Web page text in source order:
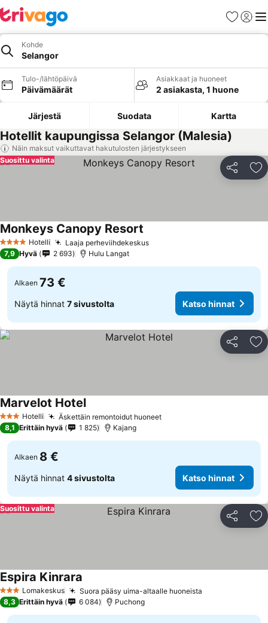
Suosikit
Kohde
Selangor
Tulo-/lähtöpäivä
Päivämäärät
Asiakkaat ja huoneet
2 asiakasta, 1 huone
Järjestä Suodata Kartta
Hotellit kaupungissa Selangor (Malesia)
Näin maksut vaikuttavat hakutulosten järjestykseen
Jaa
Suosittu valinta
4 Tähtiluokitus
Hotelli Laaja perheviihdekeskus
Monkeys Canopy Resort
7,9 Hyvä 2 693 Hulu Langat
Alkaen 73 €
Näytä hinnat 7 sivustolta Katso hinnat
Jaa
3 Tähtiluokitus
Hotelli Äskettäin remontoidut huoneet
Marvelot Hotel
8,1 Erittäin hyvä 1 825 Kajang
Alkaen 8 €
Näytä hinnat 4 sivustolta Katso hinnat
Jaa
Suosittu valinta
3 Tähtiluokitus
Lomakeskus Suora pääsy uima-altaalle huoneista
Espira Kinrara
8,3 Erittäin hyvä 6 084 Puchong